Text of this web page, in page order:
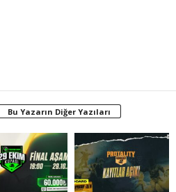
Bu Yazarın Diğer Yazıları